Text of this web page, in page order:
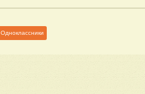
Одноклассники